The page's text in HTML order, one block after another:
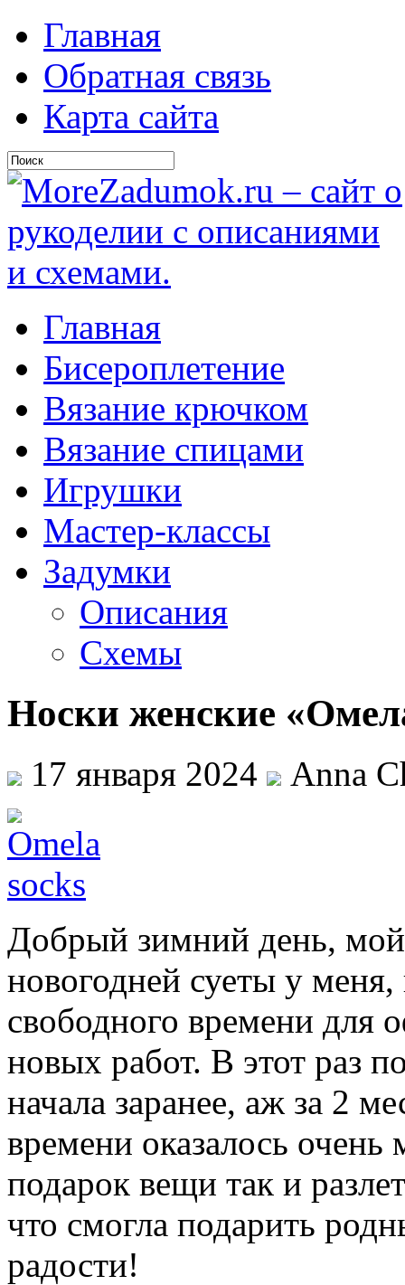
Главная
Обратная связь
Карта сайта
Главная
Бисероплетение
Вязание крючком
Вязание спицами
Игрушки
Мастер-классы
Задумки
Описания
Схемы
Носки женские
17 января 2024 Anna
Добрый зимний день, мой
новогодней суеты у
свободного времени для
новых работ. В этот раз
начала заранее, аж за 2
времени оказалось
подарок вещи так и
что смогла подарить
радости!